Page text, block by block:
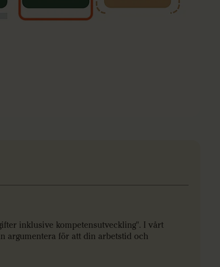
inklusive kompetensutveckling". I vårt
argumentera för att din arbetstid och